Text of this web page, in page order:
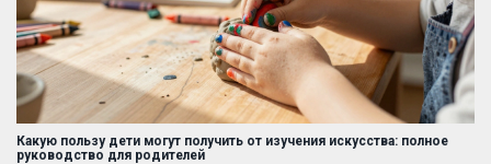
Какую пользу дети могут получить от изучения искусства: полное
руководство для родителей